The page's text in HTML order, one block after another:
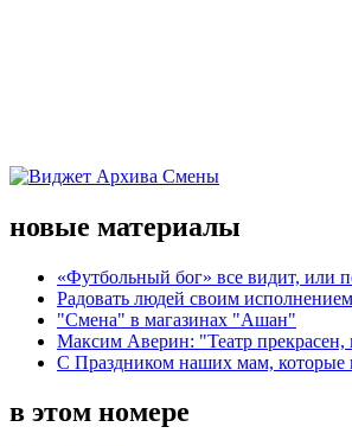
новые материалы
«Футбольный бог» все видит, или
Радовать людей своим исполнением
"Смена" в магазинах "Ашан"
Максим Аверин: "Театр прекрасен,
С Праздником наших мам, которые
в этом номере